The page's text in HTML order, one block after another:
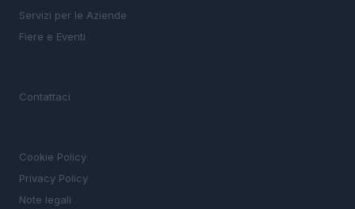
Servizi per le Aziende
Fiere e Eventi
Contattaci
Cookie Policy
Privacy Policy
Note legali